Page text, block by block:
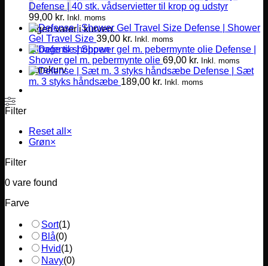
Ingen varer i kurven.
Tilbage til shoppen
Varekurv
Defense | 40 stk. vådservietter til krop og udstyr
99,00 kr. Inkl. moms
Defense | Shower
Gel Travel Size 39,00 kr. Inkl. moms
Defense |
Shower gel m. pebermynte olie 69,00 kr. Inkl. moms
Defense | Sæt
m. 3 styks håndsæbe 189,00 kr. Inkl. moms
Filter
Reset all ×
Grøn×
Filter
0 vare found
Farve
Sort(1)
Blå(0)
Hvid(1)
Navy(0)